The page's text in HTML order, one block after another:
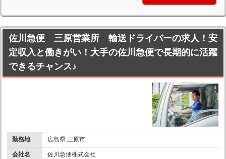
佐川急便 三原営業所 輸送ドライバーの求人！安
定収入と働きがい！大手の佐川急便で長期的に活躍
できるチャンス♪
勤務地 広島県 三原市
会社名 佐川急便株式会社